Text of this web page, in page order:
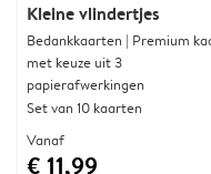
Kleine vlindertjes
Bedankkaarten | Premium
met keuze uit 3
papierafwerkingen
Set van 10 kaarten
Vanaf
€ 11,99